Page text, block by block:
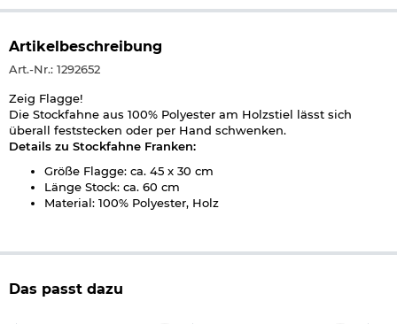
Artikelbeschreibung
Art.-Nr.: 1292652
Zeig Flagge!
Die Stockfahne aus 100% Polyester am Holzstiel lässt sich
überall feststecken oder per Hand schwenken.
Details zu Stockfahne Franken:
Größe Flagge: ca. 45 x 30 cm
Länge Stock: ca. 60 cm
Material: 100% Polyester, Holz
Das passt dazu